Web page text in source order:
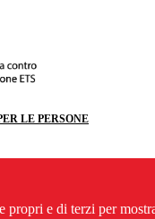
propri e di terzi per
LE PERSONE